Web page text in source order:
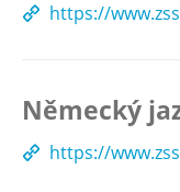
https://
Německý
https://